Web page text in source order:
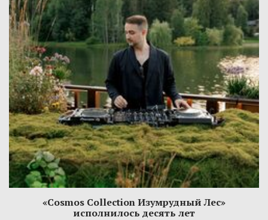
«Cosmos Collection Изумрудный Лес»
исполнилось десять лет